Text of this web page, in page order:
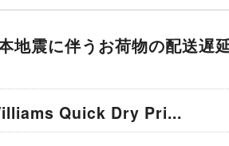
地震に伴うお荷物の配送遅
Quick Dry Pri...